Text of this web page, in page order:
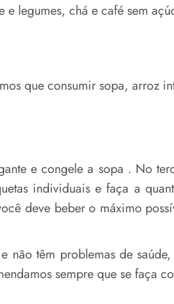
legumes, chá e café sem
que consumir sopa, arroz
e congele a sopa . No
individuais e faça a
deve beber o máximo
não têm problemas de
sempre que se faça